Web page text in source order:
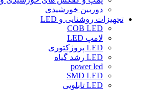
دوربین خورشیدی
تجهیزات روشنایی و LED
COB LED
لامپ LED
LED پروژکتوری
LED رشد گیاه
power led
SMD LED
LED تابلویی